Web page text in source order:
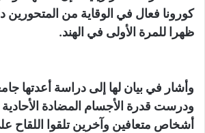
كورونا فعال في الوقاية من المتحورين
ظهرا للمرة الأولى في الهند.
وأشار في بيان لها إلى دراسة أعدتها
ودرست قدرة الأجسام المضادة
أشخاص متعافين وآخرين تلقوا اللقاح